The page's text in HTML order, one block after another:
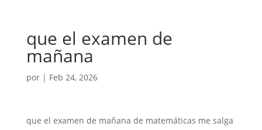
que el examen de
mañana
por | Feb 24, 2026
que el examen de mañana de matemáticas me salga